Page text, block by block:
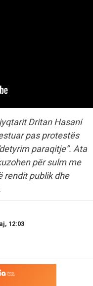
Dritan Hasani
pas protestës
paraqitje”. Ata
për sulm me
rendit publik dhe
12:03